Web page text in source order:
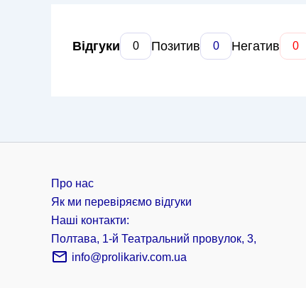
Відгуки 0 Позитив 0 Негатив 0
Про нас
Як ми перевіряємо відгуки
Наші контакти:
Полтава, 1-й Театральний провулок, 3,
info@prolikariv.com.ua